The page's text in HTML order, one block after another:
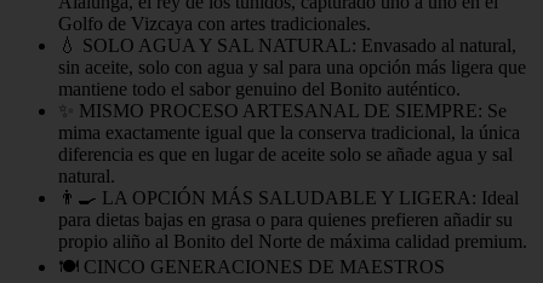
Golfo de Vizcaya con artes tradicionales.
💧 SOLO AGUA Y SAL NATURAL: Envasado al natural,
sin aceite, solo con agua y sal para una opción más ligera que
mantiene todo el sabor genuino del Bonito auténtico.
✨ MISMO PROCESO ARTESANAL DE SIEMPRE: Se
mima exactamente igual que la conserva tradicional, la única
diferencia es que en lugar de aceite solo se añade agua y sal
natural.
👨‍🍳 LA OPCIÓN MÁS SALUDABLE Y LIGERA: Ideal
para dietas bajas en grasa o para quienes prefieren añadir su
propio aliño al Bonito del Norte de máxima calidad premium.
🍽️ CINCO GENERACIONES DE MAESTROS